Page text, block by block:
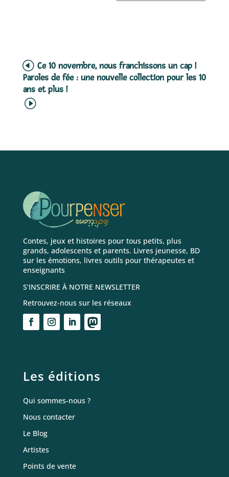
Ce 10 novembre, nous franchissons un cap !
Paroles de fée : une nouvelle collection pour les 10
ans et plus !
Contes, jeux et histoires pour tous petits, plus
grands, adolescents et parents. Livres jeunesse, BD
sur les émotions, livres outils pour thérapeutes et
enseignants
S’INSCRIRE À NOTRE NEWSLETTER
Retrouvez-nous sur les réseaux
Les éditions
Qui sommes-nous ?
Nous contacter
Le Blog
Artistes
Points de vente